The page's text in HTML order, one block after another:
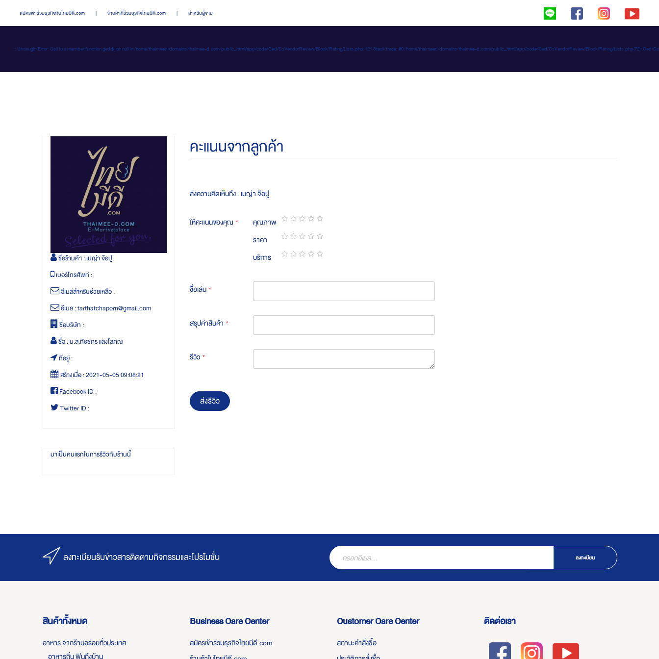
สมัครเข้าร่วมธุรกิจกับไทยมีดี.com | ร้านค้าที่ร่วมธุรกิจไทยมีดี.com | สำหรับผู้ขาย
: Uncaught Error: Call to a member function getId() on null in /home/thaimeed/domains/thaimee-d.com/public_html/app/code/Ced/CsVendorReview/Block/Rating/Lists.php:121 Stack trace: #0 /home/thaimeed/domains/thaimee-d.com/public_html/app/code/Ced/CsVendorReview/Block/Rating/Lists.php(72):
ชื่อร้านค้า :เมญ่า จ๊อปู
เบอร์โทรศัพท์ :
อีเมล์สำหรับช่วยเหลือ :
อีเมล :tarthatchaporn@gmail.com
ชื่อบริษัท :
ชื่อ :น.ส.ทัชชภร แสงโสภณ
ที่อยู่ :
สร้างเมื่อ :2021-05-05 09:08:21
Facebook ID :
Twitter ID :
มาเป็นคนแรกในการรีวิวกับร้านนี้
คะแนนจากลูกค้า
ส่งความคิดเห็นถึง : เมญ่า จ๊อปู
ให้คะแนนของคุณ คุณภาพ
1
star
2
stars
3
stars
4
stars
5
stars
ราคา
1
star
2
stars
3
stars
4
stars
5
stars
บริการ
ชื่อเล่น
สรุปค่าสินค้า
รีวิว
ส่งรีวิว
ลงทะเบียนรับข่าวสารติดตามกิจกรรมและโปรโมชั่น ลงทะเบียน
สินค้าทั้งหมด
อาหาร จากร้านอร่อยทั่วประเทศ
อาหารถิ่น ฟินถึงบ้าน
Business Care Center
สมัครเข้าร่วมธุรกิจไทยมีดี.com
Customer Care Center
สถานะคำสั่งซื้อ
ติดต่อเรา